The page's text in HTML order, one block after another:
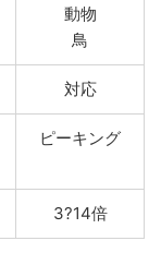
動物
鳥
対応
ピーキング
3?14倍